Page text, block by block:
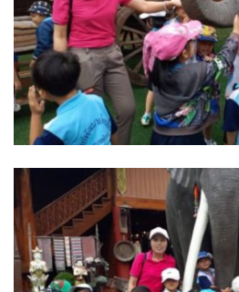
ก๋างโต้งคอฟฟี่รีสอร์ท
ชมพูภูคารีสอร์ท
ต้นแหลงโฮมสเตย์
ตูบฮิมโต้งโฮมสเตย์
นครน่านอพาร์ทเม้น
นะลาวิวรีสอร์ท
นาต้นบัวโฮมสเตย์